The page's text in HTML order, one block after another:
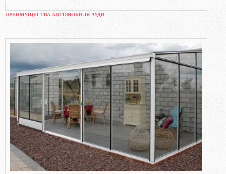
ПРЕИМУЩЕСТВА АВТОМОБИЛЯ АУДИ